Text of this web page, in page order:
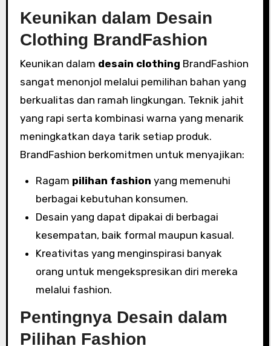
Keunikan dalam Desain
Clothing BrandFashion
Keunikan dalam desain clothing BrandFashion
sangat menonjol melalui pemilihan bahan yang
berkualitas dan ramah lingkungan. Teknik jahit
yang rapi serta kombinasi warna yang menarik
meningkatkan daya tarik setiap produk.
BrandFashion berkomitmen untuk menyajikan:
Ragam pilihan fashion yang memenuhi
berbagai kebutuhan konsumen.
Desain yang dapat dipakai di berbagai
kesempatan, baik formal maupun kasual.
Kreativitas yang menginspirasi banyak
orang untuk mengekspresikan diri mereka
melalui fashion.
Pentingnya Desain dalam
Pilihan Fashion